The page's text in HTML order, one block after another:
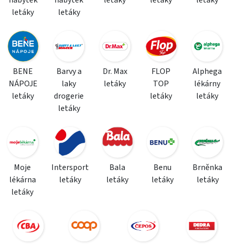
letáky
letáky
BENE
NÁPOJE
letáky
Barvy a
laky
drogerie
letáky
Dr. Max
letáky
FLOP
TOP
letáky
Alphega
lékárny
letáky
Moje
lékárna
letáky
Intersport
letáky
Bala
letáky
Benu
letáky
Brněnka
letáky